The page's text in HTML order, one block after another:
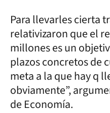
Para llevarles cierta
relativizaron que el
millones es un
plazos concretos de
meta a la que hay q
obviamente”,
de Economía.